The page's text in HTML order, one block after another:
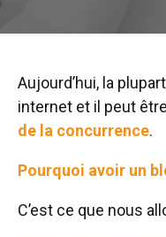
Aujourd’hui, la
internet et il peut être
de la concurrence.
Pourquoi avoir un
C’est ce que nous